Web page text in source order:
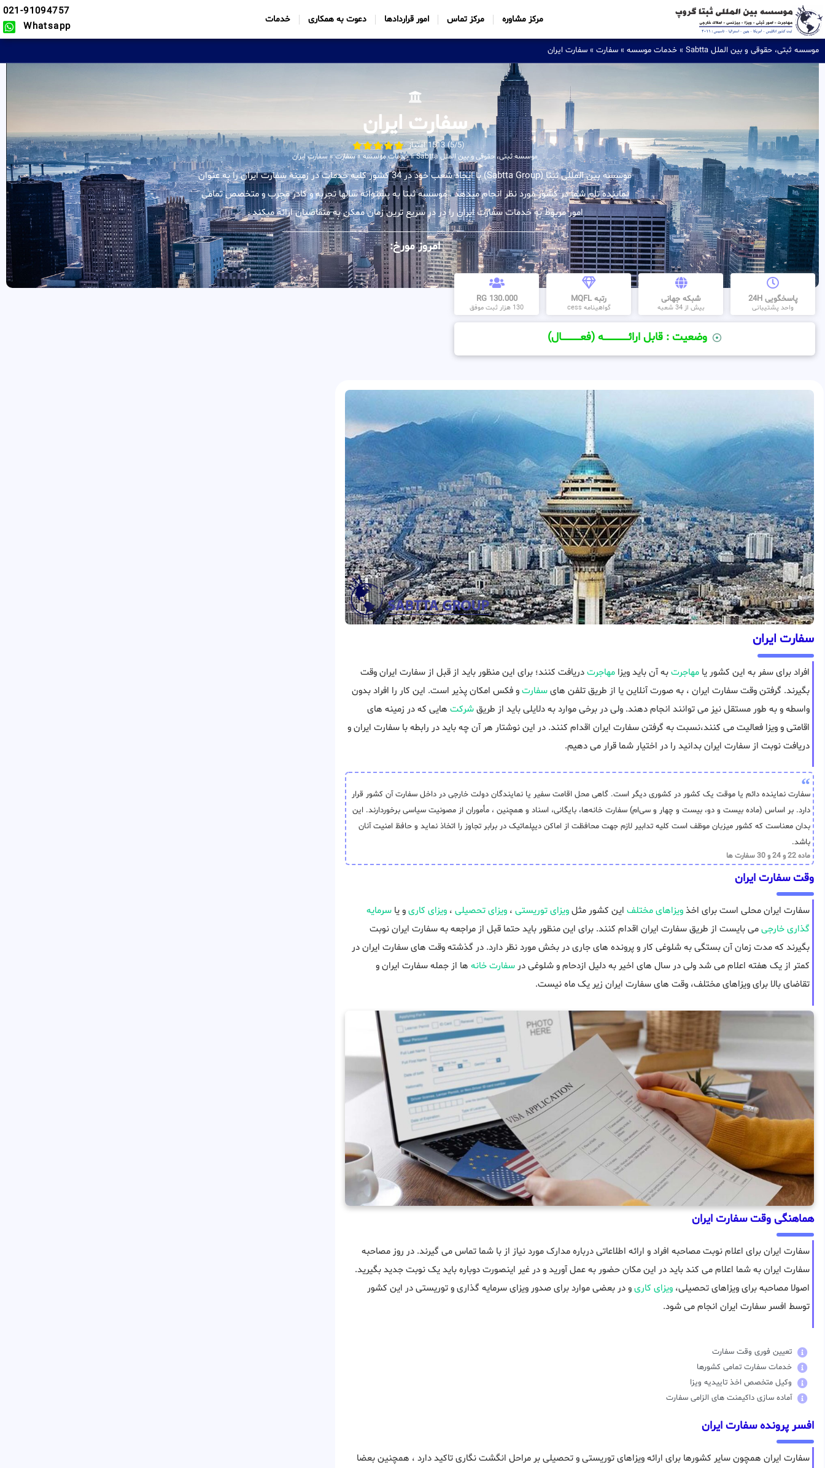
مرکز مشاوره مرکز تماس امور قراردادها دعوت به همکاری خدمات
021-91094757
Whatsapp
موسسه ثبتی، حقوقی و بین الملل Sabtta » خدمات موسسه » سفارت » سفارت ایران
سفارت ایران
(5/5) 1513 امتیاز
موسسه ثبتی، حقوقی و بین الملل Sabtta »خدمات موسسه»سفارت»سفارت ایران
موسسه بین المللی ثبتا (Sabtta Group) با ایجاد شعب خود در 34 کشور کلیه خدمات در زمینه سفارت ایران را به عنوان
نماینده تام شما در کشور مورد نظر انجام میدهد . موسسه ثبتا به پشتوانه سالها تجربه و کادر مجرب و متخصص تمامی
امور مربوط به خدمات سفارت ایران را در در سریع ترین زمان ممکن به متقاضیان ارائه میکند .
امروز مورخ:
پاسخگویی 24H
واحد پشتیبانی
شبکه جهانی
بیش از 34 شعبه
رتبه MQFL
گواهینامه cess
130.000 RG
130 هزار ثبت موفق
وضعیت : قابل ارائــــــــــــــــــــه (فعـــــــــــــــال)
سفارت ایران
افراد برای سفر به این کشور یا مهاجرتبه آن باید ویزا مهاجرتدریافت کنند؛ برای این منظور باید از قبل از سفارت ایران وقت
بگیرند. گرفتن وقت سفارت ایران ، به صورت آنلاین یا از طریق تلفن هایسفارتو فکس امکان پذیر است. این کار را افراد بدون
واسطه و به طور مستقل نیز می توانند انجام دهند. ولی در برخی موارد به دلایلی باید از طریقشرکت هایی که در زمینه های
اقامتی و ویزا فعالیت می کنند،نسبت به گرفتن سفارت ایران اقدام کنند. در این نوشتار هر آن چه باید در رابطه با سفارت ایران و
دریافت نوبت از سفارت ایران بدانید را در اختیار شما قرار می دهیم.
سفارت نماینده دائم یا موقت یک کشور در کشوری دیگر است. گاهی محل اقامت سفیر یا نمایندگان دولت‌ خارجی در داخل سفارت آن کشور قرار
دارد. بر اساس (ماده بیست و دو، بیست و چهار و سی‌ام) سفارت خانه‌ها، بایگانی، اسناد و همچنین ، مأموران از مصونیت سیاسی برخوردارند. این
بدان معناست که کشور میزبان موظف است کلیه تدابیر لازم جهت محافظت از اماکن دیپلماتیک در برابر تجاوز را اتخاذ نماید و حافظ امنیت آنان
باشد.
ماده 22 و 24 و 30 سفارت ها
وقت سفارت ایران
سفارت ایران محلی است برای اخذویزاهای مختلف این کشور مثلویزای توریستی ، ویزای تحصیلی ، ویزای کاریو یا سرمایه
گذاری خارجیمی بایست از طریق سفارت ایران اقدام کنند. برای این منظور باید حتما قبل از مراجعه به سفارت ایران نوبت
بگیرند که مدت زمان آن بستگی به شلوغی کار و پرونده های جاری در بخش مورد نظر دارد. در گذشته وقت های سفارت ایران در
کمتر از یک هفته اعلام می شد ولی در سال های اخیر به دلیل ازدحام و شلوغی در سفارت خانه ها از جمله سفارت ایران و
تقاضای بالا برای ویزاهای مختلف، وقت های سفارت ایران زیر یک ماه نیست.
هماهنگی وقت سفارت ایران
سفارت ایران برای اعلام نوبت مصاحبه افراد و ارائه اطلاعاتی درباره مدارک مورد نیاز از با شما تماس می گیرند. در روز مصاحبه
سفارت ایران به شما اعلام می کند باید در این مکان حضور به عمل آورید و در غیر اینصورت دوباره باید یک نوبت جدید بگیرید.
اصولا مصاحبه برای ویزاهای تحصیلی، ویزای کاریو در بعضی موارد برای صدور ویزای سرمایه گذاری و توریستی در این کشور
توسط افسر سفارت ایران انجام می شود.
تعیین فوری وقت سفارت
خدمات سفارت تمامی کشورها
وکیل متخصص اخذ تاییدیه ویزا
آماده سازی داکیمنت های الزامی سفارت
افسر پرونده سفارت ایران
سفارت ایران همچون سایر کشورها برای ارائه ویزاهای توریستی و تحصیلی بر مراحل انگشت نگاری تاکید دارد ، همچنین بعضا